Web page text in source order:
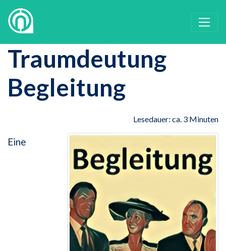
Traumdeutung
Begleitung
Lesedauer: ca. 3 Minuten
Eine